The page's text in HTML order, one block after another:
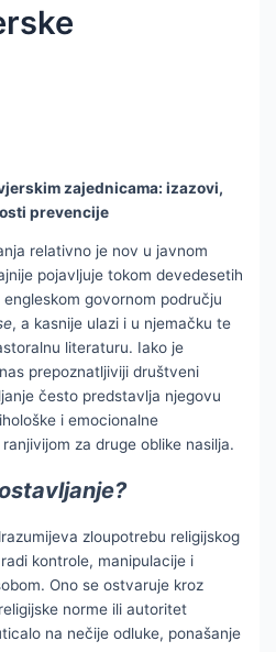
zajednicama: izazovi,
prevencije
relativno je nov u javnom
pojavljuje tokom devedesetih
govornom području
, a kasnije ulazi i u njemačku te
literaturu. Iako je
prepoznatljiviji društveni
često predstavlja njegovu
i emocionalne
za druge oblike nasilja.
zloupotrebu religijskog
kontrole, manipulacije i
Ono se ostvaruje kroz
norme ili autoritet
na nečije odluke, ponašanje